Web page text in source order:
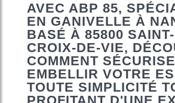
AVEC ABP 85,
EN GANIVELLE À
BASÉ À 85800
CROIX-DE-VIE,
COMMENT
EMBELLIR VOTRE
TOUTE SIMPLICITÉ